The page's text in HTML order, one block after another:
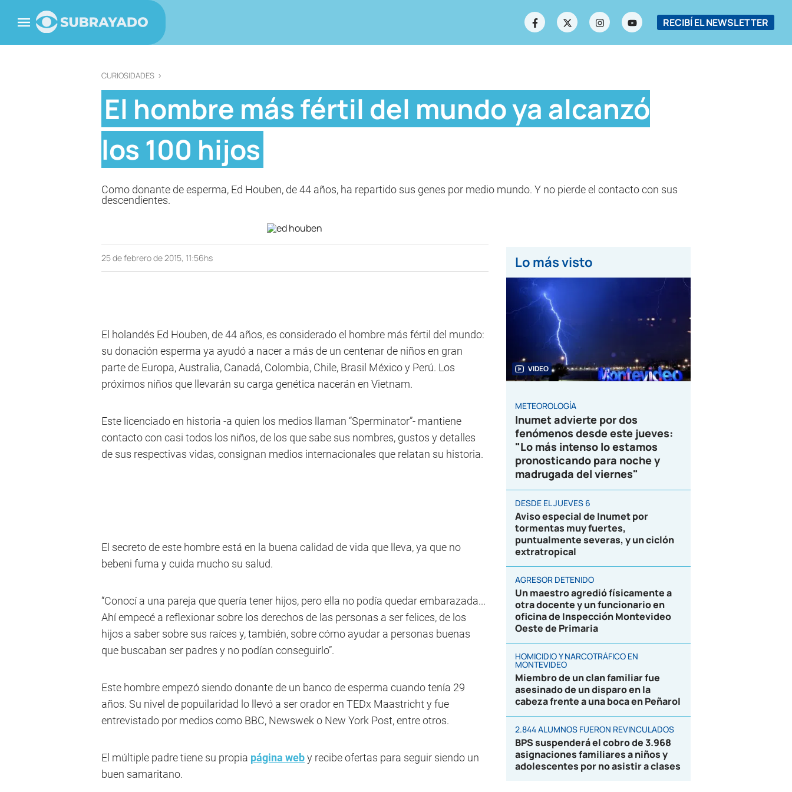
RECIBÍ EL NEWSLETTER
CURIOSIDADES >
El hombre más fértil del mundo ya alcanzó
los 100 hijos
Como donante de esperma, Ed Houben, de 44 años, ha repartido sus genes por medio mundo. Y no pierde el contacto con sus
descendientes.
25 de febrero de 2015, 11:56hs
El holandés Ed Houben, de 44 años, es considerado el hombre más fértil del mundo:
su donación esperma ya ayudó a nacer a más de un centenar de niños en gran
parte de Europa, Australia, Canadá, Colombia, Chile, Brasil México y Perú. Los
próximos niños que llevarán su carga genética nacerán en Vietnam.
Este licenciado en historia -a quien los medios llaman “Sperminator”- mantiene
contacto con casi todos los niños, de los que sabe sus nombres, gustos y detalles
de sus respectivas vidas, consignan medios internacionales que relatan su historia.
El secreto de este hombre está en la buena calidad de vida que lleva, ya que no
bebeni fuma y cuida mucho su salud.
“Conocí a una pareja que quería tener hijos, pero ella no podía quedar embarazada...
Ahí empecé a reflexionar sobre los derechos de las personas a ser felices, de los
hijos a saber sobre sus raíces y, también, sobre cómo ayudar a personas buenas
que buscaban ser padres y no podían conseguirlo”.
Este hombre empezó siendo donante de un banco de esperma cuando tenía 29
años. Su nivel de popuilaridad lo llevó a ser orador en TEDx Maastricht y fue
entrevistado por medios como BBC, Newswek o New York Post, entre otros.
El múltiple padre tiene su propia página weby recibe ofertas para seguir siendo un
buen samaritano.
Lo más visto
VIDEO
METEOROLOGÍA
Inumet advierte por dos
fenómenos desde este jueves:
"Lo más intenso lo estamos
pronosticando para noche y
madrugada del viernes"
DESDE EL JUEVES 6
Aviso especial de Inumet por
tormentas muy fuertes,
puntualmente severas, y un ciclón
extratropical
AGRESOR DETENIDO
Un maestro agredió físicamente a
otra docente y un funcionario en
oficina de Inspección Montevideo
Oeste de Primaria
HOMICIDIO Y NARCOTRÁFICO EN
MONTEVIDEO
Miembro de un clan familiar fue
asesinado de un disparo en la
cabeza frente a una boca en Peñarol
2.844 ALUMNOS FUERON REVINCULADOS
BPS suspenderá el cobro de 3.968
asignaciones familiares a niños y
adolescentes por no asistir a clases